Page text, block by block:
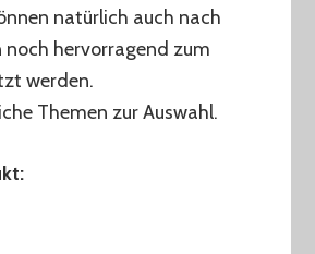
natürlich auch nach
hervorragend zum
werden.
Themen zur Auswahl.